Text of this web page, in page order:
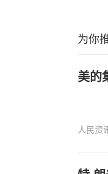
为你
美的
人民资